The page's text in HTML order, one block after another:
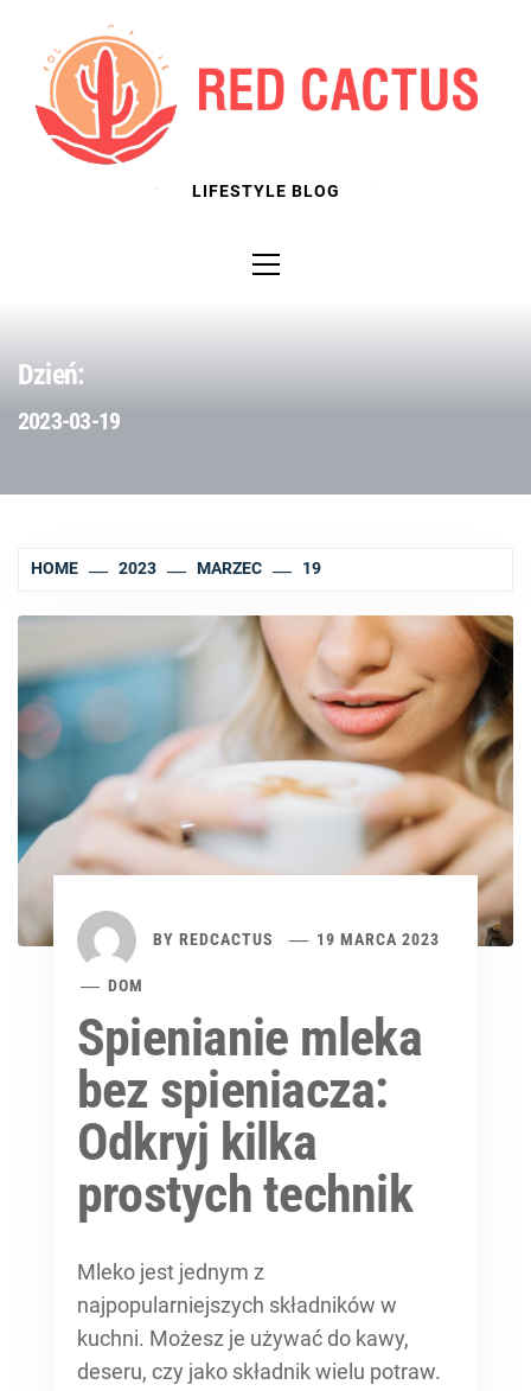
content
LIFESTYLE BLOG
Menu
Dzień:
2023-03-19
HOME 2023 MARZEC 19
BY REDCACTUS 19 MARCA 2023
DOM
Spienianie mleka
bez spieniacza:
Odkryj kilka
prostych technik
Mleko jest jednym z
najpopularniejszych składników w
kuchni. Możesz je używać do kawy,
deseru, czy jako składnik wielu potraw.